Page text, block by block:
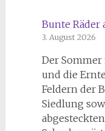
Bunte Räder
3. August 2026
Der
und die
Feldern der
Siedlung